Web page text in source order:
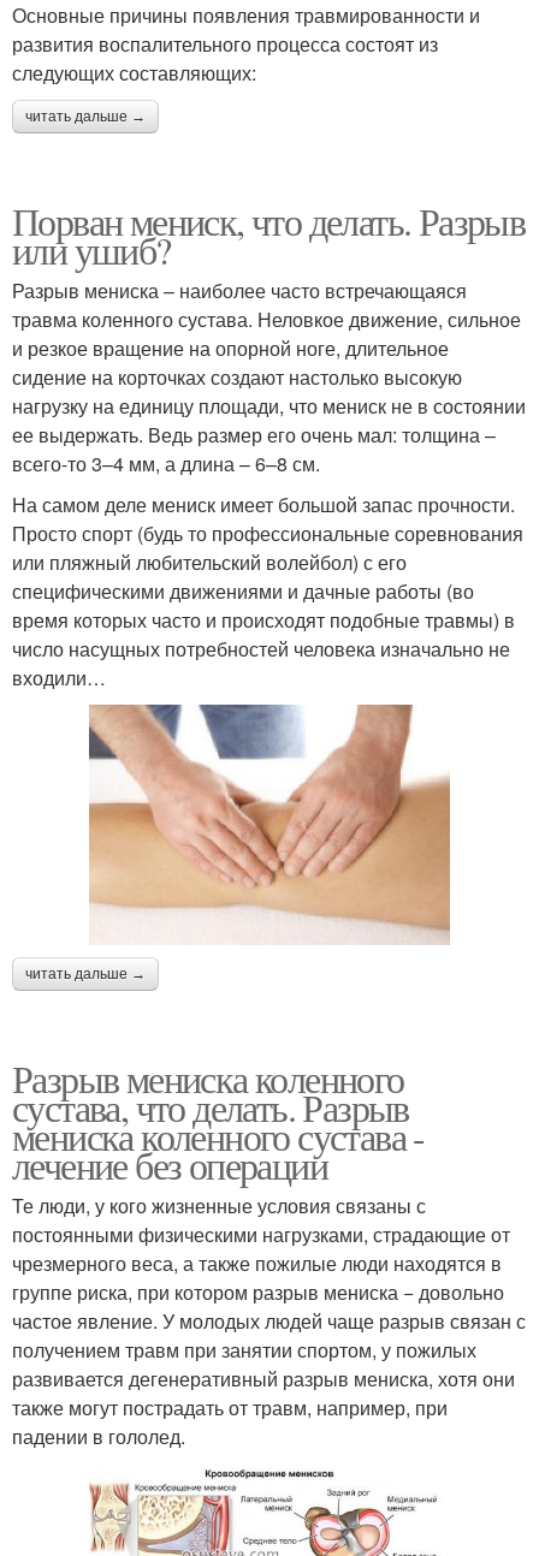
Основные причины появления травмированности и
развития воспалительного процесса состоят из
следующих составляющих:
читать дальше →
Порван мениск, что делать. Разрыв
или ушиб?
Разрыв мениска – наиболее часто встречающаяся
травма коленного сустава. Неловкое движение, сильное
и резкое вращение на опорной ноге, длительное
сидение на корточках создают настолько высокую
нагрузку на единицу площади, что мениск не в состоянии
ее выдержать. Ведь размер его очень мал: толщина –
всего-то 3–4 мм, а длина – 6–8 см.
На самом деле мениск имеет большой запас прочности.
Просто спорт (будь то профессиональные соревнования
или пляжный любительский волейбол) с его
специфическими движениями и дачные работы (во
время которых часто и происходят подобные травмы) в
число насущных потребностей человека изначально не
входили…
читать дальше →
Разрыв мениска коленного
сустава, что делать. Разрыв
мениска коленного сустава -
лечение без операции
Те люди, у кого жизненные условия связаны с
постоянными физическими нагрузками, страдающие от
чрезмерного веса, а также пожилые люди находятся в
группе риска, при котором разрыв мениска − довольно
частое явление. У молодых людей чаще разрыв связан с
получением травм при занятии спортом, у пожилых
развивается дегенеративный разрыв мениска, хотя они
также могут пострадать от травм, например, при
падении в гололед.